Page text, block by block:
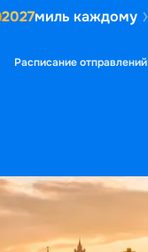
2027миль каждому
Расписание отправлений